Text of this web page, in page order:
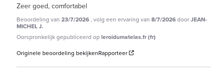
Zeer goed, comfortabel
Beoordeling van 23/7/2026, volg een ervaring van 8/7/2026doorJEAN-
MICHEL J.
Oorspronkelijk gepubliceerd opleroidumatelas.fr (fr)
Originele beoordeling bekijkenRapporteer